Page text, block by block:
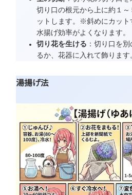
切り口の根元から上に約１
ットします。※斜めにカット
水揚げ効率がよくなります。
切り花を生ける ：切り口を
るか、花器に入れて飾ります
湯揚げ法